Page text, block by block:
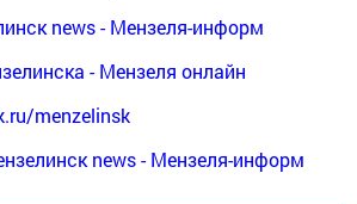
news - Мензеля-информ
- Мензеля онлайн
menzelinsk
news - Мензеля-информ